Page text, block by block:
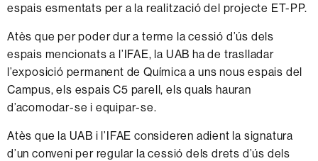
espais esmentats per a la realització del projecte ET-PP.
Atès que per poder dur a terme la cessió d’ús dels
espais mencionats a l’IFAE, la UAB ha de traslladar
l’exposició permanent de Química a uns nous espais del
Campus, els espais C5 parell, els quals hauran
d’acomodar-se i equipar-se.
Atès que la UAB i l’IFAE consideren adient la signatura
d’un conveni per regular la cessió dels drets d’ús dels